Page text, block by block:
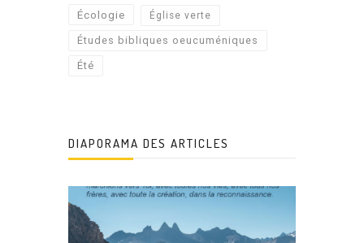
Écologie Église verte
Études bibliques oeucuméniques
Été
DIAPORAMA DES ARTICLES